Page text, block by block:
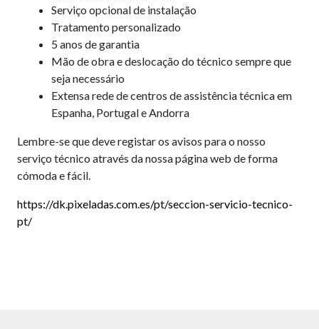
Serviço opcional de instalação
Tratamento personalizado
5 anos de garantia
Mão de obra e deslocação do técnico sempre que
seja necessário
Extensa rede de centros de assistência técnica em
Espanha, Portugal e Andorra
Lembre-se que deve registar os avisos para o nosso
serviço técnico através da nossa página web de forma
cómoda e fácil.
https://dk.pixeladas.com.es/pt/seccion-servicio-tecnico-
pt/